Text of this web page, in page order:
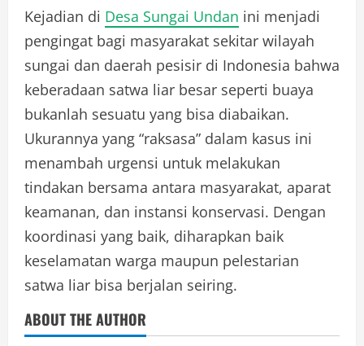
Kejadian di Desa Sungai Undan ini menjadi
pengingat bagi masyarakat sekitar wilayah
sungai dan daerah pesisir di Indonesia bahwa
keberadaan satwa liar besar seperti buaya
bukanlah sesuatu yang bisa diabaikan.
Ukurannya yang “raksasa” dalam kasus ini
menambah urgensi untuk melakukan
tindakan bersama antara masyarakat, aparat
keamanan, dan instansi konservasi. Dengan
koordinasi yang baik, diharapkan baik
keselamatan warga maupun pelestarian
satwa liar bisa berjalan seiring.
ABOUT THE AUTHOR